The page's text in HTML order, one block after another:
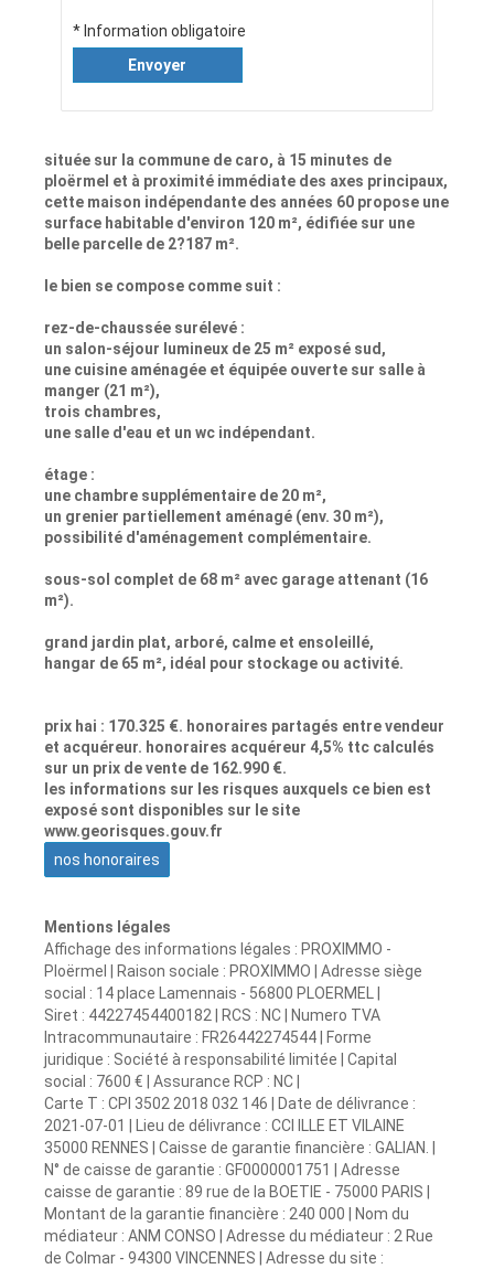
* Information obligatoire
Envoyer
située sur la commune de caro, à 15 minutes de
ploërmel et à proximité immédiate des axes principaux,
cette maison indépendante des années 60 propose une
surface habitable d'environ 120 m², édifiée sur une
belle parcelle de 2?187 m².
le bien se compose comme suit :
rez-de-chaussée surélevé :
un salon-séjour lumineux de 25 m² exposé sud,
une cuisine aménagée et équipée ouverte sur salle à
manger (21 m²),
trois chambres,
une salle d'eau et un wc indépendant.
étage :
une chambre supplémentaire de 20 m²,
un grenier partiellement aménagé (env. 30 m²),
possibilité d'aménagement complémentaire.
sous-sol complet de 68 m² avec garage attenant (16
m²).
grand jardin plat, arboré, calme et ensoleillé,
hangar de 65 m², idéal pour stockage ou activité.
prix hai : 170.325 €. honoraires partagés entre vendeur
et acquéreur. honoraires acquéreur 4,5% ttc calculés
sur un prix de vente de 162.990 €.
les informations sur les risques auxquels ce bien est
exposé sont disponibles sur le site
www.georisques.gouv.fr
nos honoraires
Mentions légales
Affichage des informations légales : PROXIMMO -
Ploërmel | Raison sociale : PROXIMMO | Adresse siège
social : 14 place Lamennais - 56800 PLOERMEL |
Siret : 44227454400182 | RCS : NC | Numero TVA
Intracommunautaire : FR26442274544 | Forme
juridique : Société à responsabilité limitée | Capital
social : 7600 € | Assurance RCP : NC |
Carte T : CPI 3502 2018 032 146 | Date de délivrance :
2021-07-01 | Lieu de délivrance : CCI ILLE ET VILAINE
35000 RENNES | Caisse de garantie financière : GALIAN. |
N° de caisse de garantie : GF0000001751 | Adresse
caisse de garantie : 89 rue de la BOETIE - 75000 PARIS |
Montant de la garantie financière : 240 000 | Nom du
médiateur : ANM CONSO | Adresse du médiateur : 2 Rue
de Colmar - 94300 VINCENNES | Adresse du site :